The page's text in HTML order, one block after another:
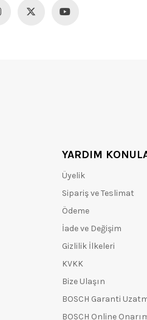
YARDIM
Üyelik
Sipariş ve Teslimat
Ödeme
İade ve Değişim
Gizlilik İlkeleri
KVKK
Bize Ulaşın
BOSCH Garanti
BOSCH Online